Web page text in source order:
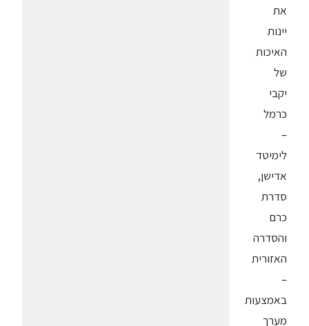
את
יינות
האיכות
של
יקבי
כרמל
–
לימיטד
אדישן,
סדרת
כרם
והסדרה
האזורית
–
באמצעות
מערך